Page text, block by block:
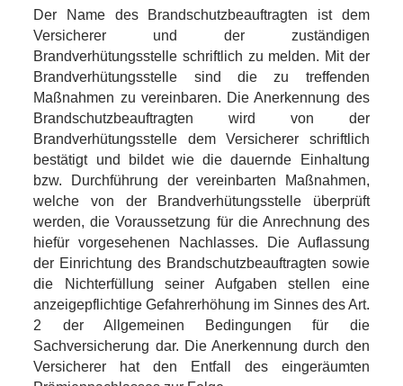
Der Name des Brandschutzbeauftragten ist dem
Versicherer und der zuständigen
Brandverhütungsstelle schriftlich zu melden. Mit der
Brandverhütungsstelle sind die zu treffenden
Maßnahmen zu vereinbaren. Die Anerkennung des
Brandschutzbeauftragten wird von der
Brandverhütungsstelle dem Versicherer schriftlich
bestätigt und bildet wie die dauernde Einhaltung
bzw. Durchführung der vereinbarten Maßnahmen,
welche von der Brandverhütungsstelle überprüft
werden, die Voraussetzung für die Anrechnung des
hiefür vorgesehenen Nachlasses. Die Auflassung
der Einrichtung des Brandschutzbeauftragten sowie
die Nichterfüllung seiner Aufgaben stellen eine
anzeigepflichtige Gefahrerhöhung im Sinnes des Art.
2 der Allgemeinen Bedingungen für die
Sachversicherung dar. Die Anerkennung durch den
Versicherer hat den Entfall des eingeräumten